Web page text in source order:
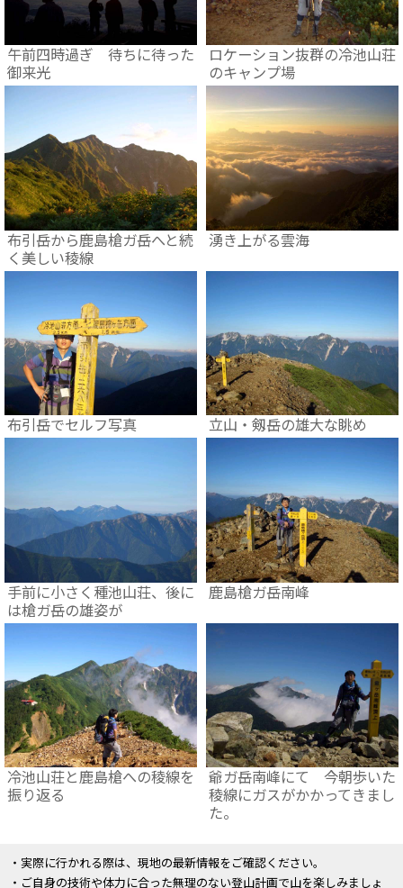
午前四時過ぎ 待ちに待った
御来光
ロケーション抜群の冷池山荘
のキャンプ場
布引岳から鹿島槍ガ岳へと続
く美しい稜線
湧き上がる雲海
布引岳でセルフ写真 立山・剱岳の雄大な眺め
手前に小さく種池山荘、後に
は槍ガ岳の雄姿が
鹿島槍ガ岳南峰
冷池山荘と鹿島槍への稜線を
振り返る
爺ガ岳南峰にて 今朝歩いた
稜線にガスがかかってきまし
た。
・実際に行かれる際は、現地の最新情報をご確認ください。
・ご自身の技術や体力に合った無理のない登山計画で山を楽しみましょ